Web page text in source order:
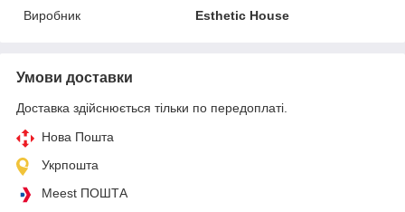
Виробник
Esthetic House
Умови доставки
Доставка здійснюється тільки по передоплаті.
Нова Пошта
Укрпошта
Meest ПОШТА